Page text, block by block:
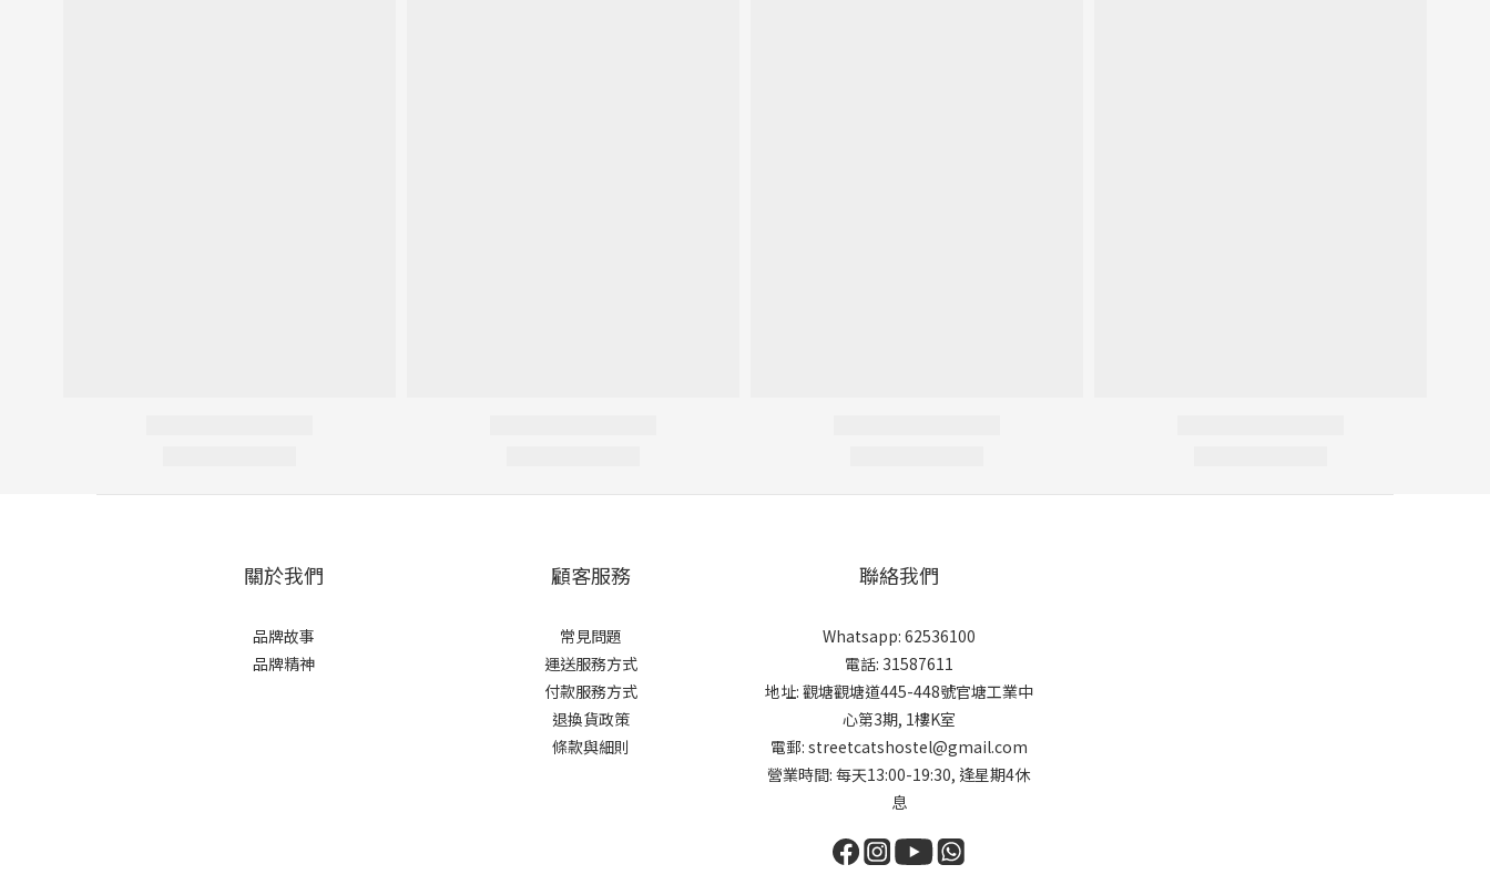
關於我們
品牌故事
品牌精神
顧客服務
常見問題
運送服務方式
付款服務方式
退換貨政策
條款與細則
聯絡我們
Whatsapp: 62536100
電話: 31587611
地址: 觀塘觀塘道445-448號官塘工業中
心第3期, 1樓K室
電郵: streetcatshostel@gmail.com
營業時間: 每天13:00-19:30, 逢星期4休
息